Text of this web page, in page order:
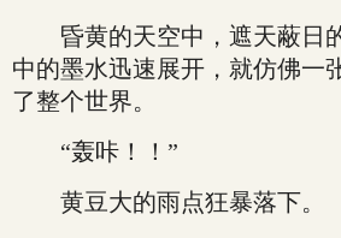
昏黄的天空中，遮天蔽日
中的墨水迅速展开，就仿佛一
了整个世界。
“轰咔！！”
黄豆大的雨点狂暴落下。